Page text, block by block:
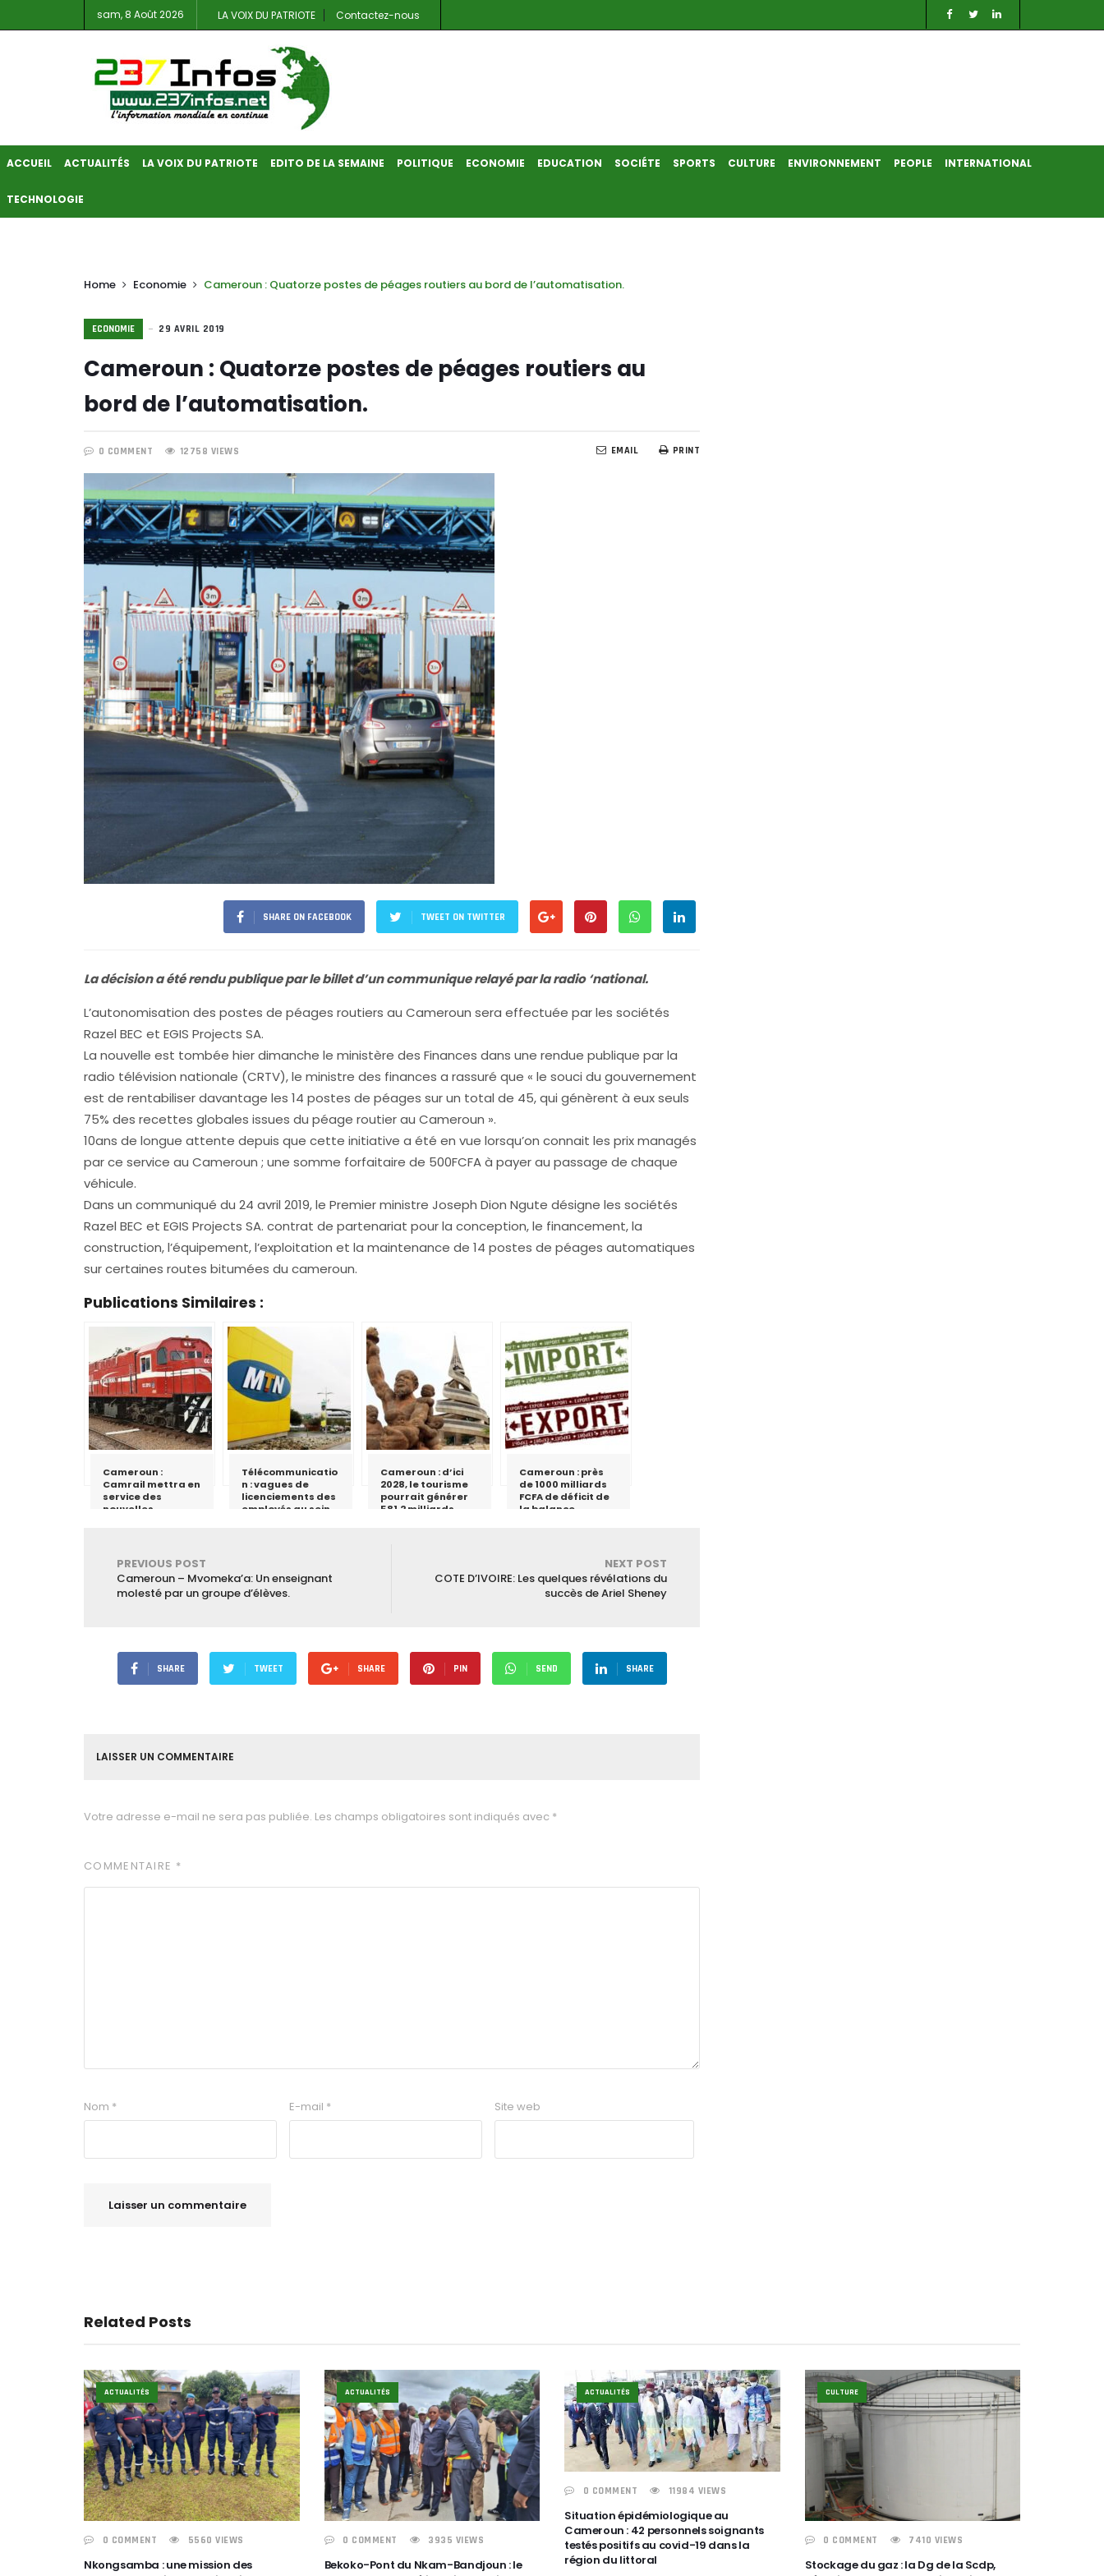
sam, 8 Août 2026 LA VOIX DU PATRIOTE Contactez-nous
ACCUEIL ACTUALITÉS LA VOIX DU PATRIOTE EDITO DE LA SEMAINE POLITIQUE ECONOMIE EDUCATION SOCIÉTE SPORTS CULTURE ENVIRONNEMENT PEOPLE INTERNATIONAL
TECHNOLOGIE
Home Economie Cameroun : Quatorze postes de péages routiers au bord de l’automatisation.
ECONOMIE 29 AVRIL 2019
Cameroun : Quatorze postes de péages routiers au
bord de l’automatisation.
0 COMMENT 12758 VIEWS PRINT
EMAIL
SHARE ON FACEBOOK TWEET ON TWITTER
La décision a été rendu publique par le billet d’un communique relayé par la radio ‘national.
L’autonomisation des postes de péages routiers au Cameroun sera effectuée par les sociétés
Razel BEC et EGIS Projects SA.
La nouvelle est tombée hier dimanche le ministère des Finances dans une rendue publique par la
radio télévision nationale (CRTV), le ministre des finances a rassuré que « le souci du gouvernement
est de rentabiliser davantage les 14 postes de péages sur un total de 45, qui génèrent à eux seuls
75% des recettes globales issues du péage routier au Cameroun ».
10ans de longue attente depuis que cette initiative a été en vue lorsqu’on connait les prix managés
par ce service au Cameroun ; une somme forfaitaire de 500FCFA à payer au passage de chaque
véhicule.
Dans un communiqué du 24 avril 2019, le Premier ministre Joseph Dion Ngute désigne les sociétés
Razel BEC et EGIS Projects SA. contrat de partenariat pour la conception, le financement, la
construction, l’équipement, l’exploitation et la maintenance de 14 postes de péages automatiques
sur certaines routes bitumées du cameroun.
Publications Similaires :
Cameroun :
Camrail mettra en
service des
nouvelles
Télécommunicatio
n : vagues de
licenciements des
employés au sein
Cameroun : d’ici
2028, le tourisme
pourrait générer
581,2 milliards
Cameroun : près
de 1000 milliards
FCFA de déficit de
la balance
PREVIOUS POST
Cameroun – Mvomeka’a: Un enseignant
molesté par un groupe d’élèves.
NEXT POST
COTE D’IVOIRE: Les quelques révélations du
succès de Ariel Sheney
SHARE TWEET SHARE PIN SEND SHARE
LAISSER UN COMMENTAIRE
Votre adresse e-mail ne sera pas publiée. Les champs obligatoires sont indiqués avec *
COMMENTAIRE *
Nom * E-mail * Site web
Related Posts
ACTUALITÉS
0 COMMENT 5560 VIEWS
Nkongsamba : une mission des
ACTUALITÉS
0 COMMENT 3935 VIEWS
Bekoko-Pont du Nkam-Bandjoun : le
ACTUALITÉS
0 COMMENT 11984 VIEWS
Situation épidémiologique au
Cameroun : 42 personnels soignants
testés positifs au covid-19 dans la
région du littoral
CULTURE
0 COMMENT 7410 VIEWS
Stockage du gaz : la Dg de la Scdp,